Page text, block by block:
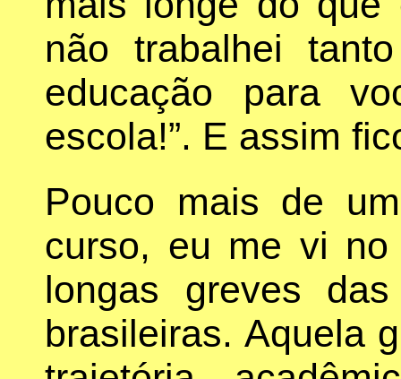
não trabalhei
educação para
escola!”. E assim
Pouco mais de
curso, eu me vi
longas greves
brasileiras. Aquela